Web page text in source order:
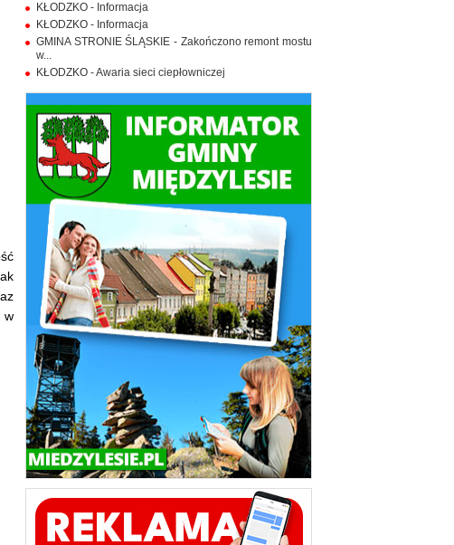
w
KŁODZKO - Informacja
KŁODZKO - Informacja
GMINA STRONIE ŚLĄSKIE - Zakończono remont mostu
w...
KŁODZKO - Awaria sieci ciepłowniczej